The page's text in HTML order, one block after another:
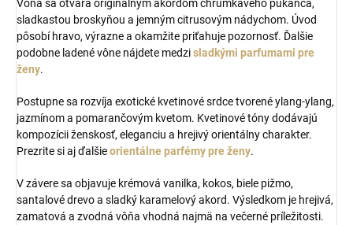
Vôňa sa otvára originálnym akordom chrumkavého pukanca,
sladkastou broskyňou a jemným citrusovým nádychom. Úvod
pôsobí hravo, výrazne a okamžite priťahuje pozornosť. Ďalšie
podobne ladené vône nájdete medzisladkými parfumami pre
ženy.
Postupne sa rozvíja exotické kvetinové srdce tvorené ylang-ylang,
jazmínom a pomarančovým kvetom. Kvetinové tóny dodávajú
kompozícii ženskosť, eleganciu a hrejivý orientálny charakter.
Prezrite si aj ďalšieorientálne parfémy pre ženy.
V závere sa objavuje krémová vanilka, kokos, biele pižmo,
santalové drevo a sladký karamelový akord. Výsledkom je hrejivá,
zamatová a zvodná vôňa vhodná najmä na večerné príležitosti.